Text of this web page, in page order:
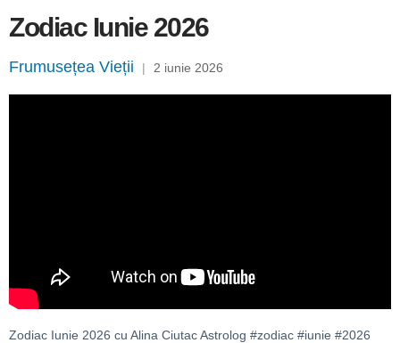
Zodiac Iunie 2026
Frumusețea Vieții | 2 iunie 2026
Zodiac Iunie 2026 cu Alina Ciutac Astrolog #zodiac #iunie #2026